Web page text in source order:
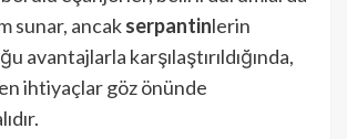
sunar, ancakserpantinlerin
avantajlarla karşılaştırıldığında,
ihtiyaçlar göz önünde